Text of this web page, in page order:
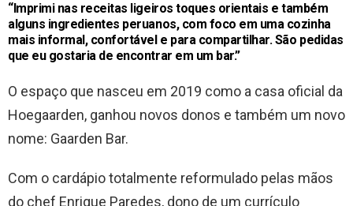
“Imprimi nas receitas ligeiros toques orientais e também
alguns ingredientes peruanos, com foco em uma cozinha
mais informal, confortável e para compartilhar. São pedidas
que eu gostaria de encontrar em um bar.”
O espaço que nasceu em 2019 como a casa oficial da
Hoegaarden, ganhou novos donos e também um novo
nome: Gaarden Bar.
Com o cardápio totalmente reformulado pelas mãos
do chef Enrique Paredes, dono de um currículo